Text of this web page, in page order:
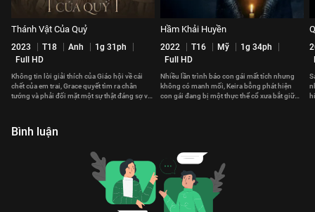
Thánh Vật Của Quỷ
2023 T18 Anh
1g 31ph
Full HD
Không tin lời giải thích của Giáo hội về cái
chết của em trai, Grace quyết tìm ra chân
tướng và phải đối mặt một sự thật đáng sợ về
Hầm Khải Huyền
2022 T16 Mỹ
1g 34ph
Full HD
Nhiều lần trình báo con gái mất tích nhưng
không có manh mối, Keira bỗng phát hiện
con gái đang bị một thực thể cổ xưa bắt giữ
Bình luận